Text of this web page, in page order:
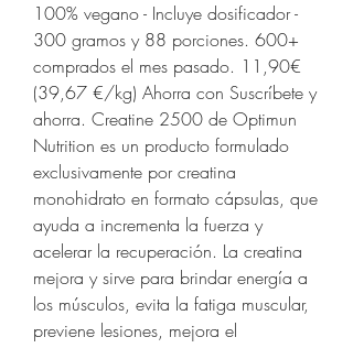
100% vegano - Incluye dosificador -
300 gramos y 88 porciones. 600+
comprados el mes pasado. 11,90€
(39,67 €/kg) Ahorra con Suscríbete y
ahorra. Creatine 2500 de Optimun
Nutrition es un producto formulado
exclusivamente por creatina
monohidrato en formato cápsulas, que
ayuda a incrementa la fuerza y
acelerar la recuperación. La creatina
mejora y sirve para brindar energía a
los músculos, evita la fatiga muscular,
previene lesiones, mejora el